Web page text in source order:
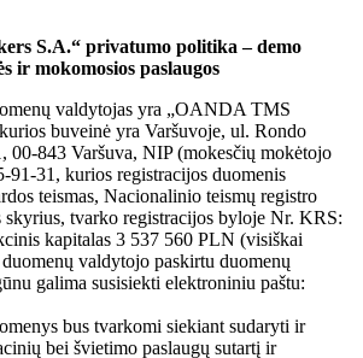
S.A.“ privatumo politika – demo
ir mokomosios paslaugos
valdytojas yra „OANDA TMS
buveinė yra Varšuvoje, ul. Rondo
00-843 Varšuva, NIP (mokesčių mokėtojo
91-31, kurios registracijos duomenis
teismas, Nacionalinio teismų registro
tvarko registracijos byloje Nr. KRS:
kapitalas 3 537 560 PLN (visiškai
valdytojo paskirtu duomenų
galima susisiekti elektroniniu paštu:
bus tvarkomi siekiant sudaryti ir
bei švietimo paslaugų sutartį ir